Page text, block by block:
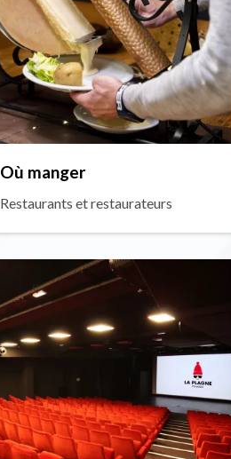
Où manger
Restaurants et restaurateurs